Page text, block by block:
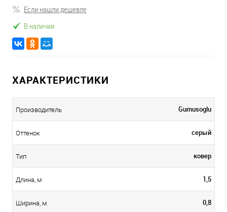
Если нашли дешевле
В наличии
ХАРАКТЕРИСТИКИ
Производитель Gumusoglu
Оттенок серый
Тип ковер
Длина, м 1,5
Ширина, м 0,8